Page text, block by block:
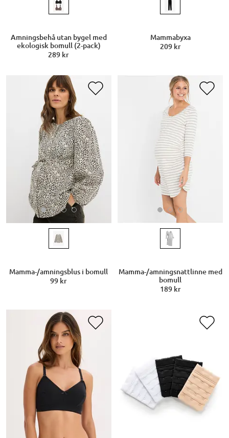
Amningsbehå utan bygel med
ekologisk bomull (2-pack)
289 kr
Mammabyxa
209 kr
Mamma-/amningsblus i bomull
99 kr
Mamma-/amningsnattlinne med
bomull
189 kr